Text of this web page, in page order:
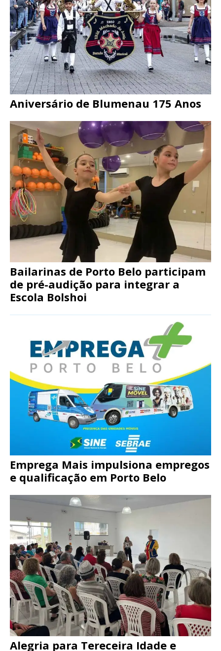
Aniversário de Blumenau 175 Anos
Bailarinas de Porto Belo participam
de pré-audição para integrar a
Escola Bolshoi
Emprega Mais impulsiona empregos
e qualificação em Porto Belo
Alegria para Tereceira Idade e